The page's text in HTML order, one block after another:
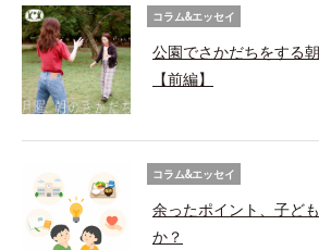
コラム&エッセイ
公園でさかだちをする
【前編】
コラム&エッセイ
余ったポイント、子ど
か？